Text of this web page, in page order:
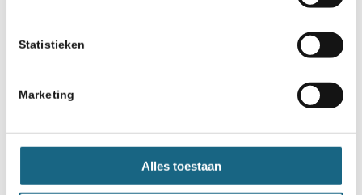
Statistieken
Marketing
Alles toestaan